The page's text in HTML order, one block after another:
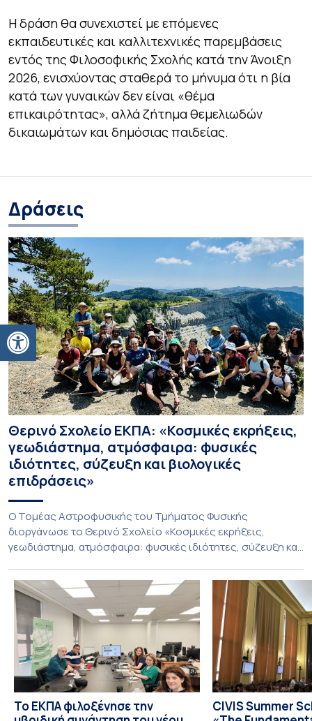
Ανοίξτε τη γραμμή εργαλείων
Η δράση θα συνεχιστεί με επόμενες
εκπαιδευτικές και καλλιτεχνικές παρεμβάσεις
εντός της Φιλοσοφικής Σχολής κατά την Άνοιξη
2026, ενισχύοντας σταθερά το μήνυμα ότι η βία
κατά των γυναικών δεν είναι «θέμα
επικαιρότητας», αλλά ζήτημα θεμελιωδών
δικαιωμάτων και δημόσιας παιδείας.
Δράσεις
Θερινό Σχολείο ΕΚΠΑ: «Κοσμικές εκρήξεις,
γεωδιάστημα, ατμόσφαιρα: φυσικές
ιδιότητες, σύζευξη και βιολογικές
επιδράσεις»
Ο Τομέας Αστροφυσικής του Τμήματος Φυσικής
διοργάνωσε το Θερινό Σχολείο «Κοσμικές εκρήξεις,
γεωδιάστημα, ατμόσφαιρα: φυσικές ιδιότητες, σύζευξη και
Ιουλίου 2026 υπό τον συντονισμό του Καθηγητή Ιωάννη
Δαγκλή. Το Σχολείο φιλοξενήθηκε από το Ίδρυμα της
Βουλής των Ελλήνων για τον Κοινοβουλευτισμό και τη
Δημοκρατία στο Πάρκο Εθνικής Συμφιλίωσης, σε
απομακρυσμένο […]
Το ΕΚΠΑ φιλοξένησε την
CIVIS Summer